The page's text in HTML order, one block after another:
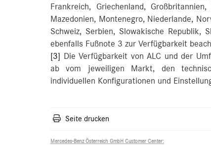
Frankreich, Griechenland,
Mazedonien, Montenegro, Niederlande,
Schweiz, Serbien, Slowakische Republik,
ebenfalls Fußnote 3 zur Verfügbarkeit
[3]
Die Verfügbarkeit von ALC und der
ab vom jeweiligen Markt, den
individuellen Konfigurationen und
Seite drucken
Mercedes-Benz Österreich GmbH Customer Center: